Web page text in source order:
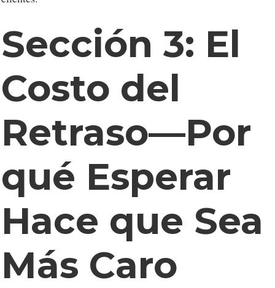
Sección 3: El
Costo del
Retraso—Por
qué Esperar
Hace que Sea
Más Caro